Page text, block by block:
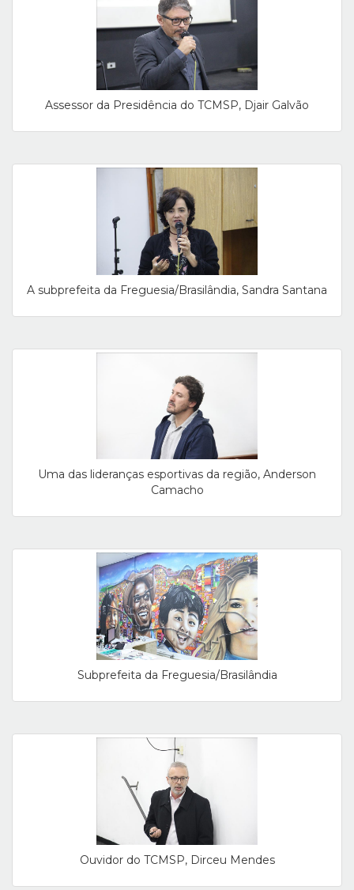
Assessor da Presidência do TCMSP, Djair Galvão
A subprefeita da Freguesia/Brasilândia, Sandra Santana
Uma das lideranças esportivas da região, Anderson
Camacho
Subprefeita da Freguesia/Brasilândia
Ouvidor do TCMSP, Dirceu Mendes